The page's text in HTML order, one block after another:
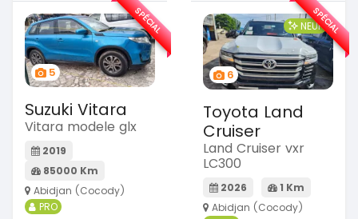
5
Suzuki Vitara
Vitara modele glx
2019
85000 Km
Abidjan (Cocody)
PRO
SPÉCIAL
6
NEUF
Toyota Land
Cruiser
Land Cruiser vxr
LC300
2026
1 Km
Abidjan (Cocody)
SPÉCIAL